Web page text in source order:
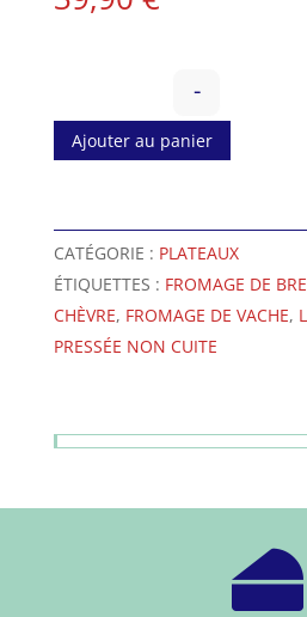
-
Ajouter au panier
l
t
e
r
n
v
:
CATÉGORIE : PLATEAUX
ÉTIQUETTES : FROMAGE DE
CHÈVRE, FROMAGE DE VACHE,
PRESSÉE NON CUITE
